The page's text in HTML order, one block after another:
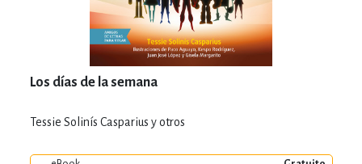
Los días de la semana
Tessie Solinís Casparius y otros